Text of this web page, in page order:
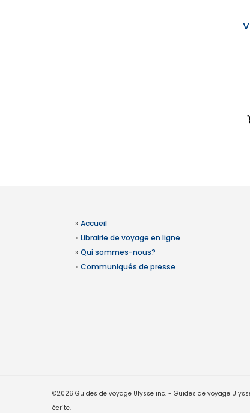
» Accueil
» Librairie de voyage en ligne
» Qui sommes-nous?
» Communiqués de presse
©2026 Guides de voyage Ulysse inc. - Guides de voyage
écrite.